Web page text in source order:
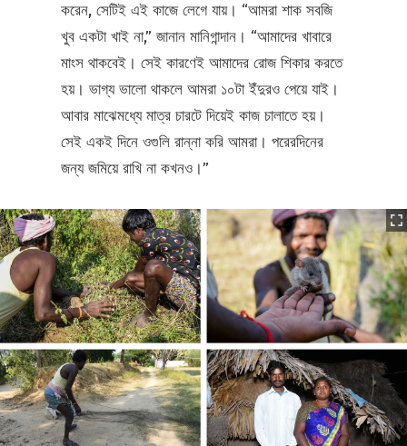
করেন, সেটিই এই কাজে লেগে যায়। “আমরা শাক সবজি
খুব একটা খাই না,” জানান মানিগান্দান। “আমাদের খাবারে
মাংস থাকবেই। সেই কারণেই আমাদের রোজ শিকার করতে
হয়। ভাগ্য ভালো থাকলে আমরা ১০টা ইঁদুরও পেয়ে যাই।
আবার মাঝেমধ্যে মাত্র চারটে দিয়েই কাজ চালাতে হয়।
সেই একই দিনে ওগুলি রান্না করি আমরা। পরেরদিনের
জন্য জমিয়ে রাখি না কখনও।”